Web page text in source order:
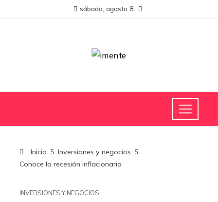
sábado, agosto 8
Inicio
Inversiones y negocios
Conoce la recesión inflacionaria
INVERSIONES Y NEGOCIOS